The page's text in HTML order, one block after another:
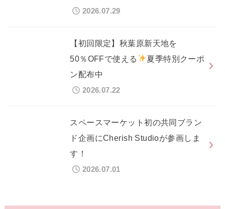
2026.07.29
【初回限定】秋葉原新天地を
50％OFFで使える
夏季特別クーポ
ン配布中
2026.07.22
スペースマーケット初の共同ブラン
ド企画にCherish Studioが参画しま
す！
2026.07.01